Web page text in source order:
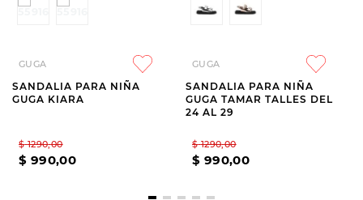
GUGA
SANDALIA PARA NIÑA
GUGA KIARA
$ 1290,00
$ 990,00
GUGA
SANDALIA PARA NIÑA
GUGA TAMAR TALLES DEL
24 AL 29
$ 1290,00
$ 990,00